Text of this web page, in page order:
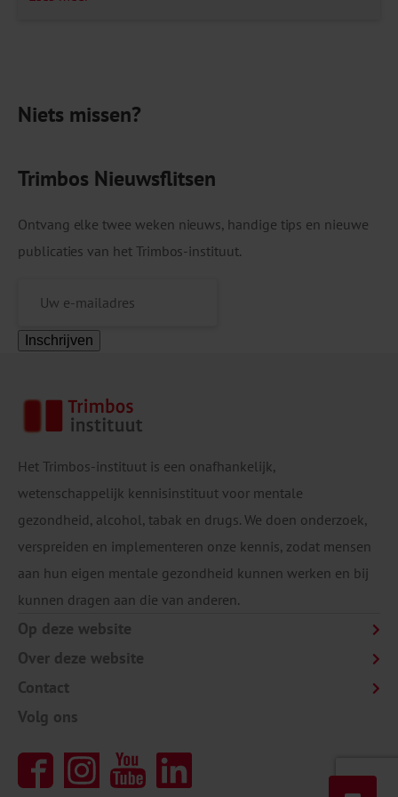
Niets missen?
Trimbos Nieuwsflitsen
Ontvang elke twee weken nieuws, handige tips en nieuwe
publicaties van het Trimbos-instituut.
Inschrijven
[…]
Het Trimbos-instituut is een onafhankelijk,
wetenschappelijk kennisinstituut voor mentale
gezondheid, alcohol, tabak en drugs. We doen onderzoek,
verspreiden en implementeren onze kennis, zodat mensen
aan hun eigen mentale gezondheid kunnen werken en bij
kunnen dragen aan die van anderen.
Op deze website
Over deze website
Contact
Volg ons